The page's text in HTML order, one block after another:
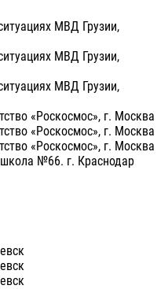
МВД Грузии,
МВД Грузии,
МВД Грузии,
«Роскосмос», г. Москва
«Роскосмос», г. Москва
«Роскосмос», г. Москва
№66. г. Краснодар